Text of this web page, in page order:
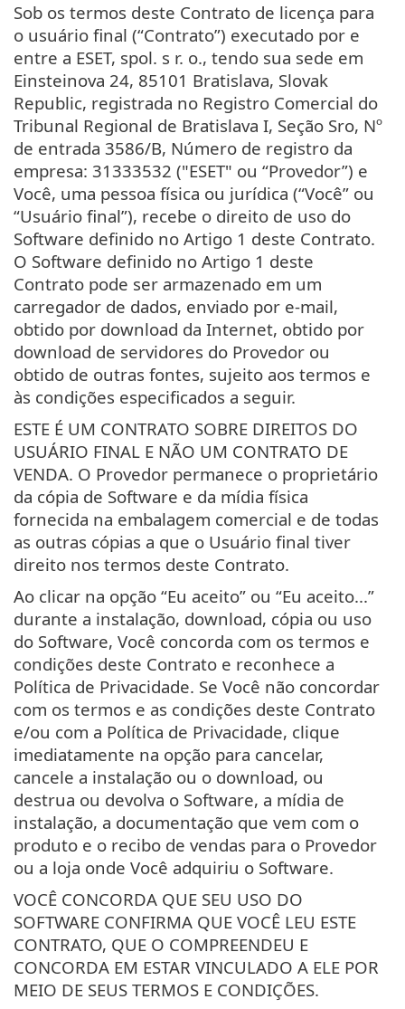
Sob os termos deste Contrato de licença para
o usuário final (“Contrato”) executado por e
entre a ESET, spol. s r. o., tendo sua sede em
Einsteinova 24, 85101 Bratislava, Slovak
Republic, registrada no Registro Comercial do
Tribunal Regional de Bratislava I, Seção Sro, Nº
de entrada 3586/B, Número de registro da
empresa: 31333532 ("ESET" ou “Provedor”) e
Você, uma pessoa física ou jurídica (“Você” ou
“Usuário final”), recebe o direito de uso do
Software definido no Artigo 1 deste Contrato.
O Software definido no Artigo 1 deste
Contrato pode ser armazenado em um
carregador de dados, enviado por e-mail,
obtido por download da Internet, obtido por
download de servidores do Provedor ou
obtido de outras fontes, sujeito aos termos e
às condições especificados a seguir.
ESTE É UM CONTRATO SOBRE DIREITOS DO
USUÁRIO FINAL E NÃO UM CONTRATO DE
VENDA. O Provedor permanece o proprietário
da cópia de Software e da mídia física
fornecida na embalagem comercial e de todas
as outras cópias a que o Usuário final tiver
direito nos termos deste Contrato.
Ao clicar na opção “Eu aceito” ou “Eu aceito...”
durante a instalação, download, cópia ou uso
do Software, Você concorda com os termos e
condições deste Contrato e reconhece a
Política de Privacidade. Se Você não concordar
com os termos e as condições deste Contrato
e/ou com a Política de Privacidade, clique
imediatamente na opção para cancelar,
cancele a instalação ou o download, ou
destrua ou devolva o Software, a mídia de
instalação, a documentação que vem com o
produto e o recibo de vendas para o Provedor
ou a loja onde Você adquiriu o Software.
VOCÊ CONCORDA QUE SEU USO DO
SOFTWARE CONFIRMA QUE VOCÊ LEU ESTE
CONTRATO, QUE O COMPREENDEU E
CONCORDA EM ESTAR VINCULADO A ELE POR
MEIO DE SEUS TERMOS E CONDIÇÕES.